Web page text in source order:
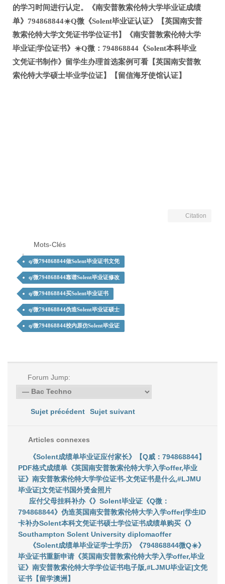
的学习时间进行认定。《南安普敦索伦特大学毕业证成绩
单》794868844☀️Q微《Solent毕业证认证》【英国南安普
敦索伦特大学文凭证书学位证书】《南安普敦索伦特大学
毕业证|学位证书》☀️Q微：794868844《Solent本科毕业
文凭证书制作》留学生办理首选案例可看【英国南安普敦
索伦特大学硕士毕业学位证】【留信海牙使馆认证】
Citation
Mots-Clés
q/微794868844做Solent毕业证书文凭
q/微794868844靠谱Solent毕业证修改
q/微794868844买Solent毕业证书
q/微794868844伪造Solent毕业证硕士
q/微794868844校内原仿Solent毕业证
Forum Jump:
Sujet précédent Sujet suivant
Articles connexes
《Solent成绩单毕业证应付家长》【Q威：794868844】
PDF格式成绩单《英国南安普敦索伦特大学入学offer,毕业
证》南安普敦索伦特大学学位证书-文凭证书是什么,#LJMU
毕业证|文凭证书国外烫金照片
应付父母挂科补办《》Solent毕业证《Q微：
794868844》伪造英国南安普敦索伦特大学入学offer|学生ID
卡补办Solent本科文凭证书硕士学位证书成绩单购买《》
Southampton Solent University diplomaoffer
《Solent成绩单毕业证学士学历》《794868844微Q☀️》
毕业证书重新申请《英国南安普敦索伦特大学入学offer,毕业
证》南安普敦索伦特大学学位证书电子版,#LJMU毕业证|文凭
证书【留学澳洲】